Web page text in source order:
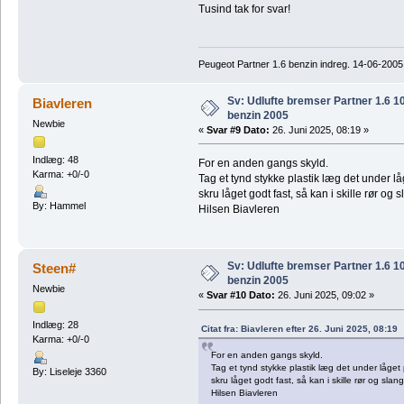
Tusind tak for svar!
Peugeot Partner 1.6 benzin indreg. 14-06-2005
Biavleren
Newbie
Indlæg: 48
Karma: +0/-0
By: Hammel
Sv: Udlufte bremser Partner 1.6
benzin 2005
« Svar #9 Dato: 26. Juni 2025, 08:19 »
For en anden gangs skyld.
Tag et tynd stykke plastik læg det under
skru låget godt fast, så kan i skille rør og
Hilsen Biavleren
Steen#
Newbie
Indlæg: 28
Karma: +0/-0
By: Liseleje 3360
Sv: Udlufte bremser Partner 1.6
benzin 2005
« Svar #10 Dato: 26. Juni 2025, 09:02 »
Citat fra: Biavleren efter 26. Juni 2025, 08:19
For en anden gangs skyld.
Tag et tynd stykke plastik læg det under låget
skru låget godt fast, så kan i skille rør og
Hilsen Biavleren